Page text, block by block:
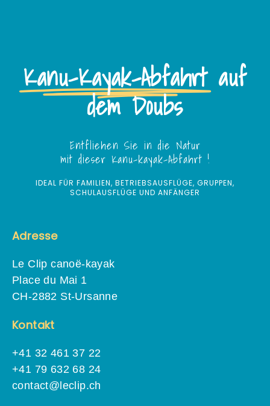
Kanu-Kayak-Abfahrt auf
dem Doubs
Entfliehen Sie in die Natur
mit dieser Kanu-kayak-Abfahrt !
IDEAL FÜR FAMILIEN, BETRIEBSAUSFLÜGE, GRUPPEN,
SCHULAUSFLÜGE UND ANFÄNGER
Adresse
Le Clip canoë-kayak
Place du Mai 1
CH-2882 St-Ursanne
Kontakt
+41 32 461 37 22
+41 79 632 68 24
contact@leclip.ch